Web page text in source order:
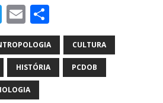
T
w
it
te
r
E
m
ai
l
h
ar
e
CULTURA
HISTÓRIA PCDOB